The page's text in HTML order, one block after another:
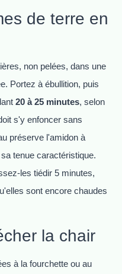
de terre en
non pelées, dans une
Portez à ébullition, puis
20 à 25 minutes, selon
s'y enfoncer sans
préserve l'amidon à
tenue caractéristique.
les tiédir 5 minutes,
sont encore chaudes
la chair
à la fourchette ou au